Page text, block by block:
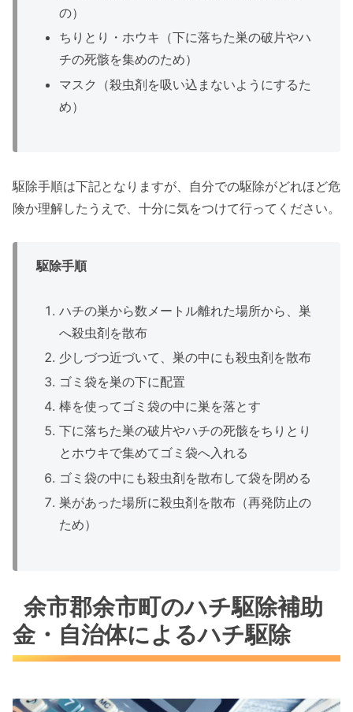
の）
ちりとり・ホウキ（下に落ちた巣の破片やハ
チの死骸を集めのため）
マスク（殺虫剤を吸い込まないようにするた
め）
駆除手順は下記となりますが、自分での駆除がどれほど危
険か理解したうえで、十分に気をつけて行ってください。
駆除手順
ハチの巣から数メートル離れた場所から、巣
へ殺虫剤を散布
少しづつ近づいて、巣の中にも殺虫剤を散布
ゴミ袋を巣の下に配置
棒を使ってゴミ袋の中に巣を落とす
下に落ちた巣の破片やハチの死骸をちりとり
とホウキで集めてゴミ袋へ入れる
ゴミ袋の中にも殺虫剤を散布して袋を閉める
巣があった場所に殺虫剤を散布（再発防止の
ため）
余市郡余市町のハチ駆除補助
金・自治体によるハチ駆除